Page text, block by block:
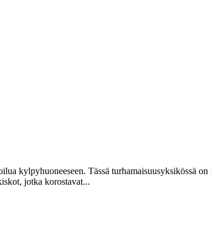
kylpyhuoneeseen. Tässä turhamaisuusyksikössä
jotka korostavat...